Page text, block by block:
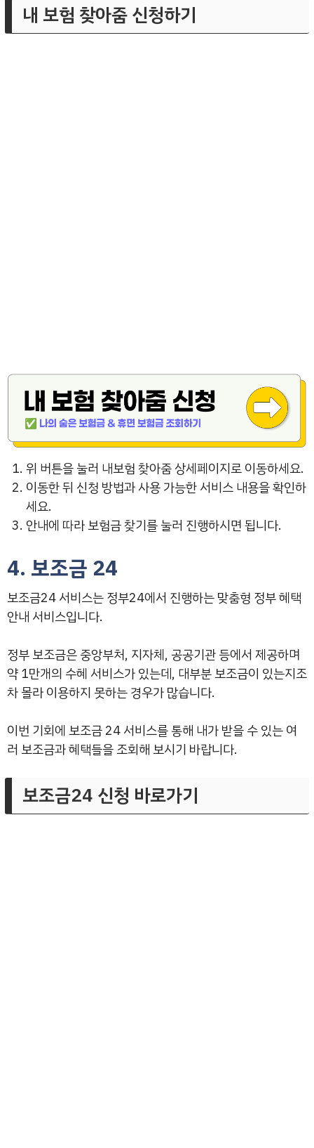
내 보험 찾아줌 신청하기
위 버튼을 눌러 내보험 찾아줌 상세페이지로 이동하세요.
이동한 뒤 신청 방법과 사용 가능한 서비스 내용을 확인하
세요.
안내에 따라 보험금 찾기를 눌러 진행하시면 됩니다.
4. 보조금 24
보조금24 서비스는 정부24에서 진행하는 맞춤형 정부 혜택
안내 서비스입니다.
정부 보조금은 중앙부처, 지자체, 공공기관 등에서 제공하며
약 1만개의 수혜 서비스가 있는데, 대부분 보조금이 있는지조
차 몰라 이용하지 못하는 경우가 많습니다.
이번 기회에 보조금 24 서비스를 통해 내가 받을 수 있는 여
러 보조금과 혜택들을 조회해 보시기 바랍니다.
보조금24 신청 바로가기